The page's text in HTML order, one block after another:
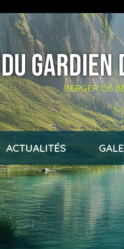
DU GARDIEN
BERGER DE
ACTUALITÉS